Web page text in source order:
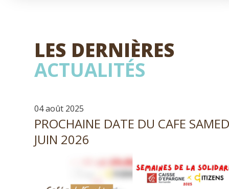
LES DERNIÈRES
ACTUALITÉS
04 août 2025
PROCHAINE DATE DU CAFE
JUIN 2026